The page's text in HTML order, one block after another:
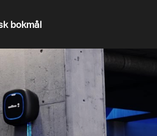
bokmål